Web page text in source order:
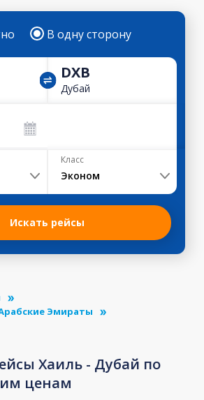
В одну сторону
DXB
Дубай
Класс
Эконом
Искать рейсы
Эмираты
Хаиль - Дубай по
ценам